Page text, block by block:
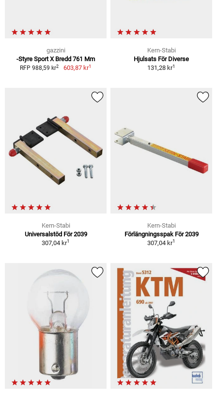
gazzini
-Styre Sport X Bredd 761 Mm
RFP 988,59 kr2 603,87 kr1
Kern-Stabi
Hjulsats För Diverse
131,28 kr1
Kern-Stabi
Universalstöd För 2039
307,04 kr1
Kern-Stabi
Förlängningsspak För 2039
307,04 kr1